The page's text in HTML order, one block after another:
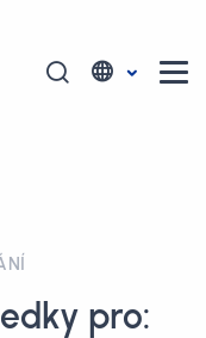
pro: